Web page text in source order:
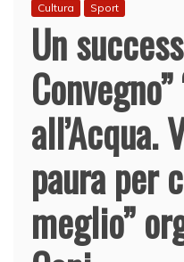
Cultura Sport
Un
all’Acqua.
paura per
meglio”